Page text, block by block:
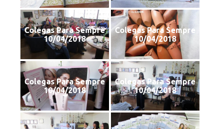
Colegas Para Sempre
10/04/2018
Colegas Para Sempre
10/04/2018
Colegas Para Sempre
10/04/2018
Colegas Para Sempre
10/04/2018